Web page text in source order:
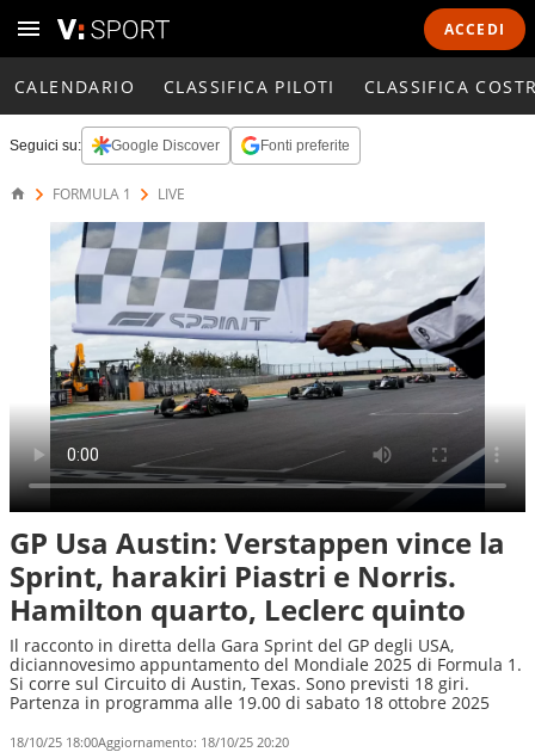
ACCEDI
CALENDARIO CLASSIFICA PILOTI CLASSIFICA
Seguici su: Google Discover Fonti preferite
FORMULA 1 LIVE
GP Usa Austin: Verstappen vince la
Sprint, harakiri Piastri e Norris.
Hamilton quarto, Leclerc quinto
Il racconto in diretta della Gara Sprint del GP degli USA,
diciannovesimo appuntamento del Mondiale 2025 di Formula 1.
Si corre sul Circuito di Austin, Texas. Sono previsti 18 giri.
Partenza in programma alle 19.00 di sabato 18 ottobre 2025
18/10/25 18:00Aggiornamento: 18/10/25 20:20